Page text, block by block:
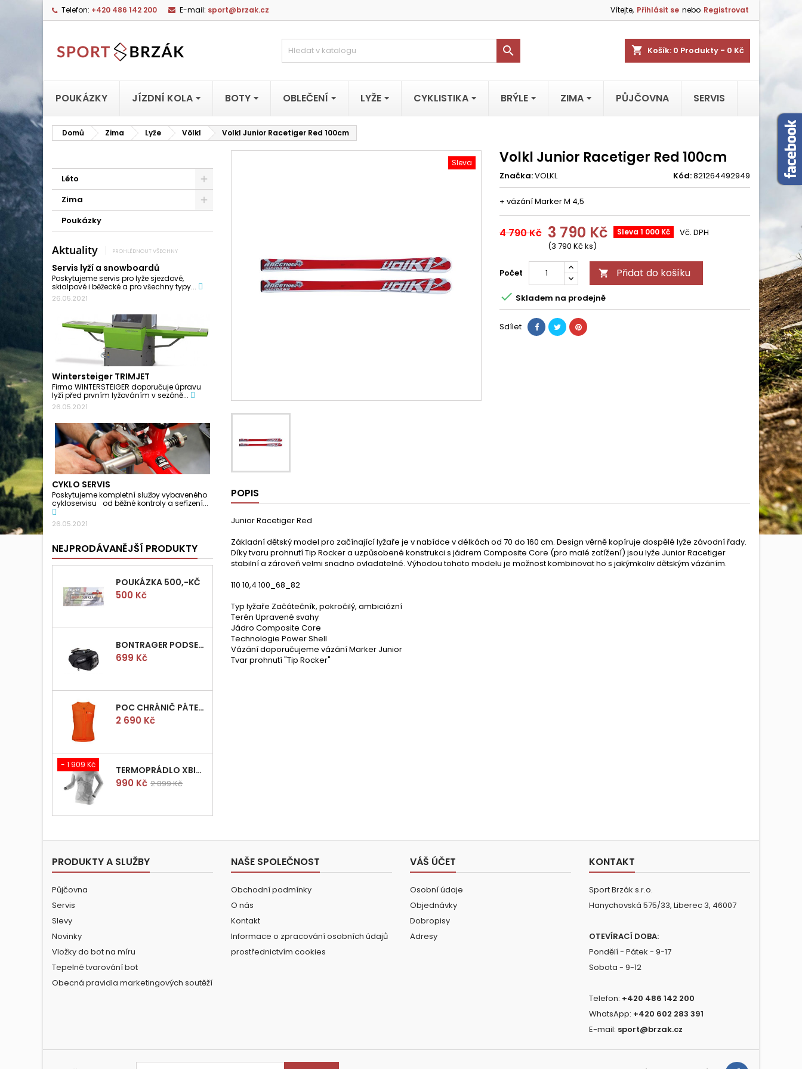
Telefon: +420 486 142 200 E-mail: sport@brzak.cz Vítejte, Přihlásit se nebo Registrovat
shopping_cart Košík: 0 Produkty - 0 Kč

POUKÁZKY JÍZDNÍ KOLA BOTY OBLEČENÍ LYŽE CYKLISTIKA BRÝLE ZIMA PŮJČOVNA SERVIS
Domů Zima Lyže Völkl Volkl Junior Racetiger Red 100cm
Léto
Zima
Poukázky
Aktuality PROHLÉDNOUT VŠECHNY
Servis lyží a snowboardů
Poskytujeme servis pro lyže sjezdové,
skialpové i běžecké a pro všechny typy...
26.05.2021
Wintersteiger TRIMJET
Firma WINTERSTEIGER doporučuje úpravu
lyží před prvním lyžováním v sezóně...
26.05.2021
CYKLO SERVIS
Poskytujeme kompletní služby vybaveného
cykloservisu od běžné kontroly a seřízení...
26.05.2021
NEJPRODÁVANĚJŠÍ PRODUKTY
POUKÁZKA 500,-KČ
Cena
500 Kč
BONTRAGER PODSEDLOVÁ BRAŠNIČKA PRO QUICK S
Cena
699 Kč
POC CHRÁNIČ PÁTEŘE POCITO VPD AIR VEST VEL.M
Cena
2 690 Kč
- 1 909 Kč TERMOPRÁDLO XBIONIC RADIACTOR WOMAN SHIRT LONGS L/XL
Cena
990 Kč Běžná
2 899 Kč
Sleva Volkl Junior Racetiger Red 100cm
Značka:VOLKL Kód:821264492949
+ vázání Marker M 4,5
4 790 Kč 3 790 Kč Sleva 1 000 Kč
(3 790 Kč ks)
Vč. DPH
Počet  Přidat do košíku
 Skladem na prodejně
Sdílet
POPIS
Junior Racetiger Red
Základní dětský model pro začínající lyžaře je v nabídce v délkách od 70 do 160 cm. Design věrně kopíruje dospělé lyže závodní řady.
Díky tvaru prohnutí Tip Rocker a uzpůsobené konstrukci s jádrem Composite Core (pro malé zatížení) jsou lyže Junior Racetiger
stabilní a zároveň velmi snadno ovladatelné. Výhodou tohoto modelu je možnost kombinovat ho s jakýmkoliv dětským vázáním.
110 10,4 100_68_82
Typ lyžaře Začátečník, pokročilý, ambiciózní
Terén Upravené svahy
Jádro Composite Core
Technologie Power Shell
Vázání doporučujeme vázání Marker Junior
Tvar prohnutí "Tip Rocker"
PRODUKTY A SLUŽBY
Půjčovna
Servis
Slevy
Novinky
Vložky do bot na míru
Tepelné tvarování bot
Obecná pravidla marketingových soutěží
NAŠE SPOLEČNOST
Obchodní podmínky
O nás
Kontakt
Informace o zpracování osobních údajů
prostřednictvím cookies
VÁŠ ÚČET
Osobní údaje
Objednávky
Dobropisy
Adresy
KONTAKT
Sport Brzák s.r.o.
Hanychovská 575/33, Liberec 3, 46007
OTEVÍRACÍ DOBA:
Pondělí - Pátek - 9-17
Sobota - 9-12
Telefon: +420 486 142 200
WhatsApp: +420 602 283 391
E-mail: sport@brzak.cz